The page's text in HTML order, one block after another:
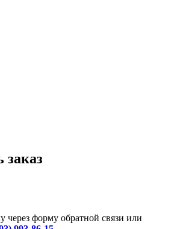
через форму обратной связи или